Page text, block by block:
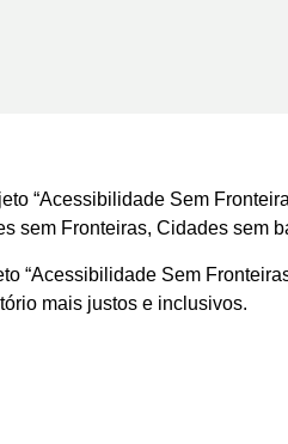
“Acessibilidade Sem
sem Fronteiras, Cidades sem
“Acessibilidade Sem
mais justos e inclusivos.